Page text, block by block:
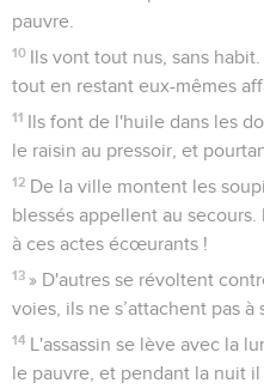
pauvre.
10 Ils vont tout nus, sans
tout en restant eux-mêmes
11 Ils font de l'huile dans les
le raisin au pressoir, et
12 De la ville montent les
blessés appellent au
à ces actes écœurants !
13 » D'autres se révoltent
voies, ils ne s’attachent pas à
14 L'assassin se lève avec la
le pauvre, et pendant la nuit il